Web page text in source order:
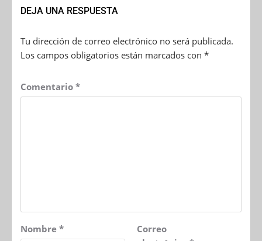
DEJA UNA RESPUESTA
Tu dirección de correo electrónico no será publicada.
Los campos obligatorios están marcados con *
Comentario *
Nombre *
Correo